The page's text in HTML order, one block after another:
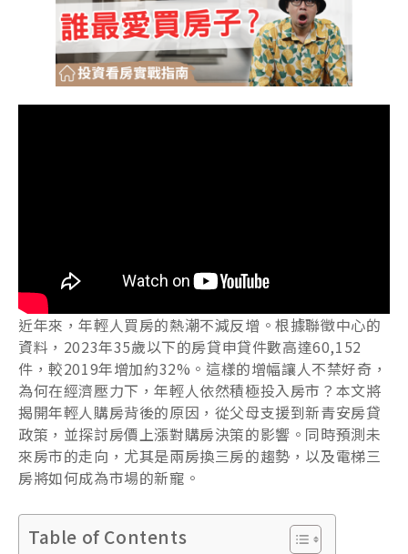
近年來，年輕人買房的熱潮不減反增。根據聯徵中心的
資料，2023年35歲以下的房貸申貸件數高達60,152
件，較2019年增加約32%。這樣的增幅讓人不禁好奇，
為何在經濟壓力下，年輕人依然積極投入房市？本文將
揭開年輕人購房背後的原因，從父母支援到新青安房貸
政策，並探討房價上漲對購房決策的影響。同時預測未
來房市的走向，尤其是兩房換三房的趨勢，以及電梯三
房將如何成為市場的新寵。
Table of Contents